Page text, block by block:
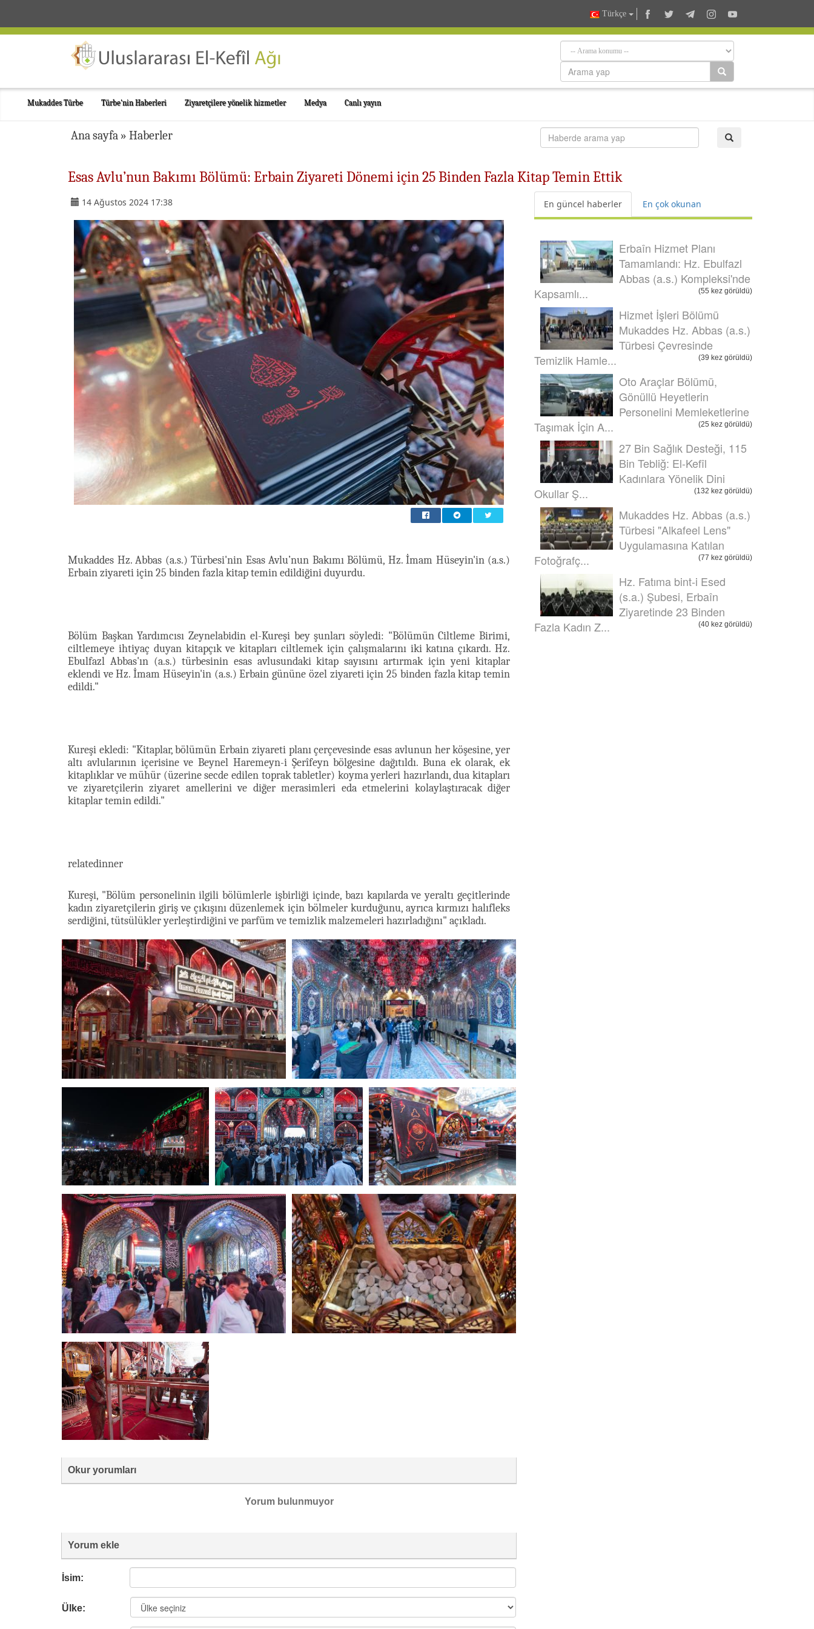
Türkçe
Mukaddes Türbe Türbe'nin Haberleri Ziyaretçilere yönelik hizmetler Medya Canlı yayın
Ana sayfa » Haberler
Esas Avlu’nun Bakımı Bölümü: Erbain Ziyareti Dönemi için 25 Binden Fazla Kitap Temin Ettik
14 Ağustos 2024 17:38
Mukaddes Hz. Abbas (a.s.) Türbesi'nin Esas Avlu’nun Bakımı Bölümü, Hz. İmam Hüseyin'in (a.s.)
Erbain ziyareti için 25 binden fazla kitap temin edildiğini duyurdu.
Bölüm Başkan Yardımcısı Zeynelabidin el-Kureşi bey şunları söyledi: "Bölümün Ciltleme Birimi,
ciltlemeye ihtiyaç duyan kitapçık ve kitapları ciltlemek için çalışmalarını iki katına çıkardı. Hz.
Ebulfazl Abbas'ın (a.s.) türbesinin esas avlusundaki kitap sayısını artırmak için yeni kitaplar
eklendi ve Hz. İmam Hüseyin'in (a.s.) Erbain gününe özel ziyareti için 25 binden fazla kitap temin
edildi."
Kureşi ekledi: "Kitaplar, bölümün Erbain ziyareti planı çerçevesinde esas avlunun her köşesine, yer
altı avlularının içerisine ve Beynel Haremeyn-i Şerîfeyn bölgesine dağıtıldı. Buna ek olarak, ek
kitaplıklar ve mühür (üzerine secde edilen toprak tabletler) koyma yerleri hazırlandı, dua kitapları
ve ziyaretçilerin ziyaret amellerini ve diğer merasimleri eda etmelerini kolaylaştıracak diğer
kitaplar temin edildi."
relatedinner
Kureşi, "Bölüm personelinin ilgili bölümlerle işbirliği içinde, bazı kapılarda ve yeraltı geçitlerinde
kadın ziyaretçilerin giriş ve çıkışını düzenlemek için bölmeler kurduğunu, ayrıca kırmızı halıfleks
serdiğini, tütsülükler yerleştirdiğini ve parfüm ve temizlik malzemeleri hazırladığını" açıkladı.​​​​​​​​​​​​​​​​
Okur yorumları
Yorum bulunmuyor
Yorum ekle
İsim:
Ülke:
En güncel haberler En çok okunan
Erbaîn Hizmet Planı
Tamamlandı: Hz. Ebulfazl
Abbas (a.s.) Kompleksi'nde
Kapsamlı...
(55 kez görüldü)
Hizmet İşleri Bölümü
Mukaddes Hz. Abbas (a.s.)
Türbesi Çevresinde
Temizlik Hamle...
(39 kez görüldü)
Oto Araçlar Bölümü,
Gönüllü Heyetlerin
Personelini Memleketlerine
Taşımak İçin A...
(25 kez görüldü)
27 Bin Sağlık Desteği, 115
Bin Tebliğ: El-Kefîl
Kadınlara Yönelik Dini
Okullar Ş...
(132 kez görüldü)
Mukaddes Hz. Abbas (a.s.)
Türbesi "Alkafeel Lens"
Uygulamasına Katılan
Fotoğrafç...
(77 kez görüldü)
Hz. Fatıma bint-i Esed
(s.a.) Şubesi, Erbaîn
Ziyaretinde 23 Binden
Fazla Kadın Z...
(40 kez görüldü)